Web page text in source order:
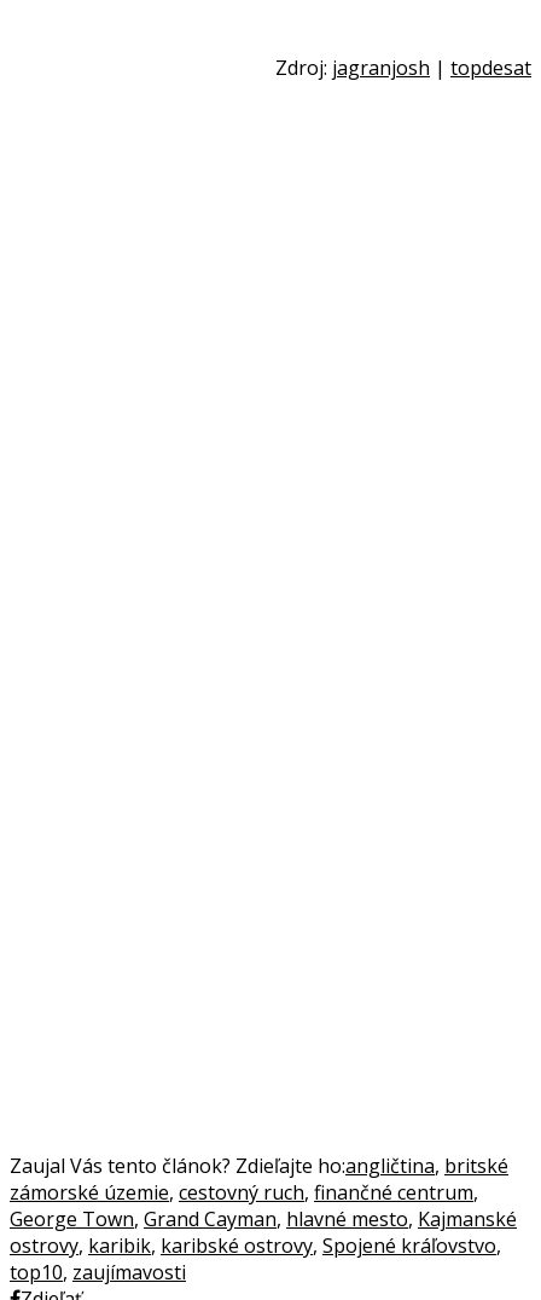
Zdroj: jagranjosh | topdesat
Zaujal Vás tento článok? Zdieľajte ho:angličtina, britské
zámorské územie, cestovný ruch, finančné centrum,
George Town, Grand Cayman, hlavné mesto, Kajmanské
ostrovy, karibik, karibské ostrovy, Spojené kráľovstvo,
top10, zaujímavosti